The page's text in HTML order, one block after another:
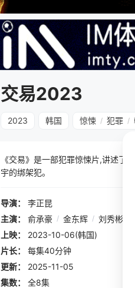
交易2023
2023 韩国 惊悚 / 犯罪 /
《交易》是一部犯罪惊悚片,讲述了
宇的绑架犯。
导演：
李正昆
主演：
俞承豪 / 金东辉 / 刘秀彬
上映：
2023-10-06(韩国)
片长：
每集40分钟
更新：
2025-11-05
集数：
全8集